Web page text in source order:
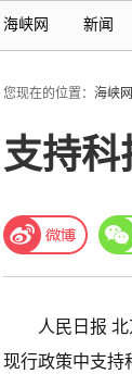
海峡网 新闻
您现在的位置： 海峡网
支持科
人民日报
现行政策中支持